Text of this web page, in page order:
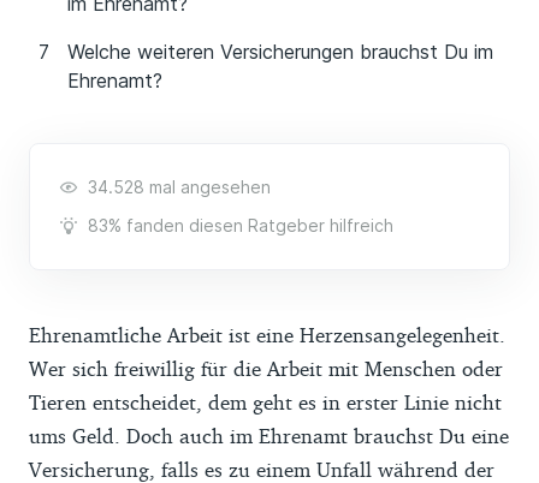
Welche weiteren Versicherungen brauchst Du im
Ehrenamt?
34.528 mal angesehen
83% fanden diesen Ratgeber hilfreich
Ehrenamtliche Arbeit ist eine Herzensangelegenheit.
Wer sich freiwillig für die Arbeit mit Menschen oder
Tieren entscheidet, dem geht es in erster Linie nicht
ums Geld. Doch auch im Ehrenamt brauchst Du eine
Versicherung, falls es zu einem Unfall während der